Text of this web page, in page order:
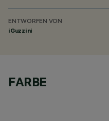
ENTWORFEN VON
iGuzzini
FARBE